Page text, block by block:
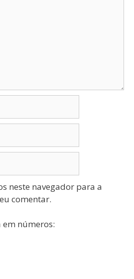
neste navegador para a
comentar.
números: